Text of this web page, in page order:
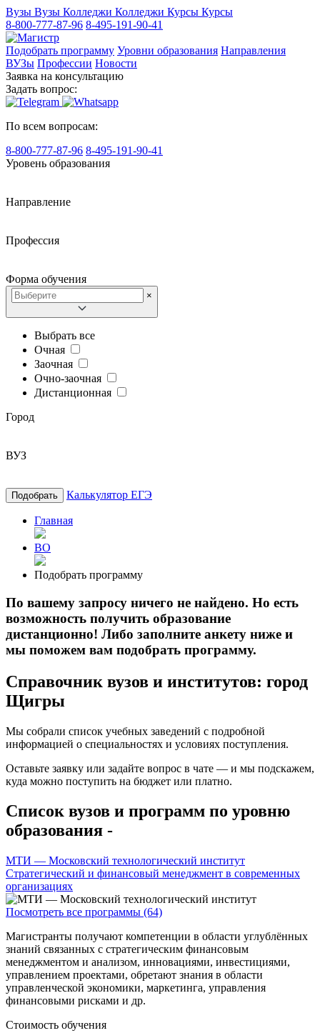
Вузы Вузы Колледжи Колледжи Курсы Курсы
8-800-777-87-96 8-495-191-90-41
Подобрать программу Уровни образования Направления
ВУЗы Профессии Новости
Заявка на консультацию
Задать вопрос:
По всем вопросам:
8-800-777-87-96 8-495-191-90-41
Уровень образования
Направление
Профессия
Форма обучения
×
Выбрать все
Очная
Заочная
Очно-заочная
Дистанционная
Город
ВУЗ
Подобрать Калькулятор ЕГЭ
Главная
ВО
Подобрать программу
По вашему запросу ничего не найдено. Но есть
возможность получить образование
дистанционно! Либо заполните анкету ниже и
мы поможем вам подобрать программу.
Справочник вузов и институтов: город
Щигры
Мы собрали список учебных заведений с подробной
информацией о специальностях и условиях поступления.
Оставьте заявку или задайте вопрос в чате — и мы подскажем,
куда можно поступить на бюджет или платно.
Список вузов и программ по уровню
образования -
МТИ — Московский технологический институт
Стратегический и финансовый менеджмент в современных
организациях
Посмотреть все программы (64)
Магистранты получают компетенции в области углублённых
знаний связанных с стратегическим финансовым
менеджментом и анализом, инновациями, инвестициями,
управлением проектами, обретают знания в области
управленческой экономики, маркетинга, управления
финансовыми рисками и др.
Стоимость обучения